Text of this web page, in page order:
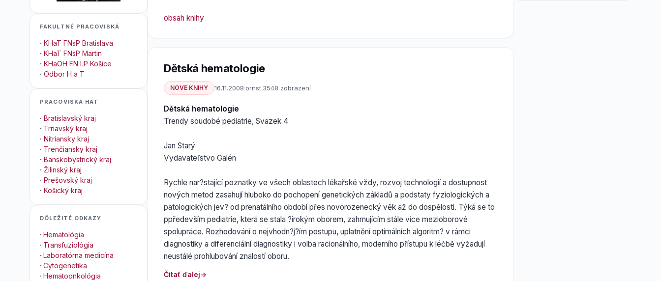
obsah knihy
Dětská hematologie
NOVE KNIHY 16.11.2008·ornst·3548 zobrazení
Dětská hematologie
Trendy soudobé pediatrie, Svazek 4
Jan Starý
Vydavateľstvo Galén
Rychle nar?stající poznatky ve všech oblastech lékařské vždy, rozvoj technologií a dostupnost
nových metod zasahují hluboko do pochopení genetických základů a podstaty fyziologických a
patologických jev? od prenatálního období přes novorozenecký věk až do dospělosti. Týká se to
ppředevším pediatrie, která se stala ?irokým oborem, zahrnujícím stále více mezioborové
spolupráce. Rozhodování o nejvhodn?j?ím postupu, uplatnění optimálních algoritm? v rámci
diagnostiky a diferenciální diagnostiky i volba racionálního, moderního přístupu k léčbě vyžadují
neustálé prohlubování znalostí oboru.
Čítať ďalej
FAKULTNÉ PRACOVISKÁ
· KHaT FNsP Bratislava
· KHaT FNsP Martin
· KHaOH FN LP Košice
· Odbor H a T
PRACOVISKÁ HAT
· Bratislavský kraj
· Trnavský kraj
· Nitriansky kraj
· Trenčiansky kraj
· Banskobystrický kraj
· Žilinský kraj
· Prešovský kraj
· Košický kraj
DÔLEŽITÉ ODKAZY
· Hematológia
· Transfuziológia
· Laboratórna medicína
· Cytogenetika
· Hematoonkológia